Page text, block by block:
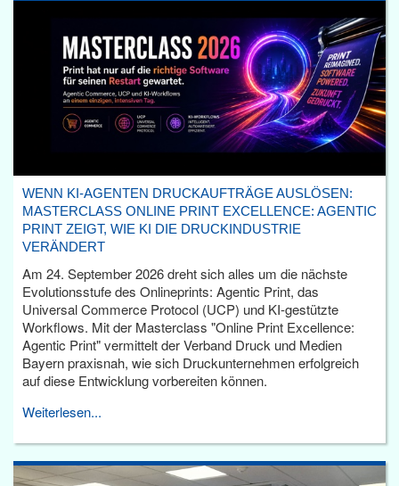
WENN KI-AGENTEN DRUCKAUFTRÄGE AUSLÖSEN:
MASTERCLASS ONLINE PRINT EXCELLENCE: AGENTIC
PRINT ZEIGT, WIE KI DIE DRUCKINDUSTRIE
VERÄNDERT
Am 24. September 2026 dreht sich alles um die nächste
Evolutionsstufe des Onlineprints: Agentic Print, das
Universal Commerce Protocol (UCP) und KI-gestützte
Workflows. Mit der Masterclass "Online Print Excellence:
Agentic Print" vermittelt der Verband Druck und Medien
Bayern praxisnah, wie sich Druckunternehmen erfolgreich
auf diese Entwicklung vorbereiten können.
Weiterlesen...